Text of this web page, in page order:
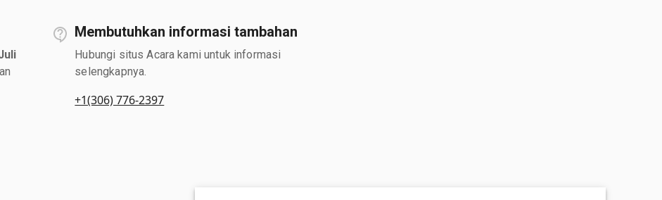
Membutuhkan informasi tambahan
Hubungi situs Acara kami untuk informasi
selengkapnya.
+1(306) 776-2397